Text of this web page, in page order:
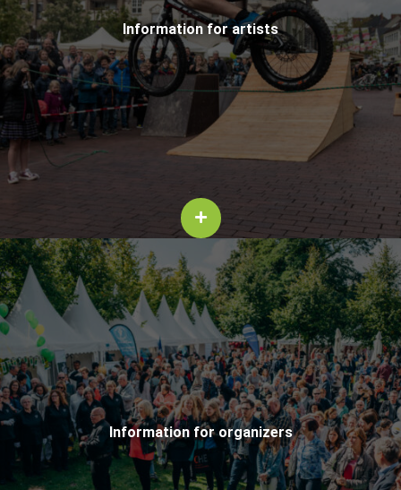
In­for­ma­tion for artists
In­for­ma­tion for or­ga­niz­ers